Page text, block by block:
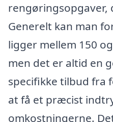
rengøringsopgaver,
Generelt kan man
ligger mellem 150
men det er altid en
specifikke tilbud fra
at få et præcist
omkostningerne.